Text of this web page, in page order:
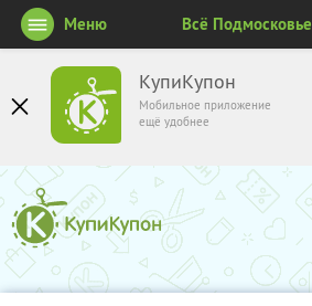
КупиКупон
Мобильное приложение
ещё удобнее
Меню Всё Подмосковье